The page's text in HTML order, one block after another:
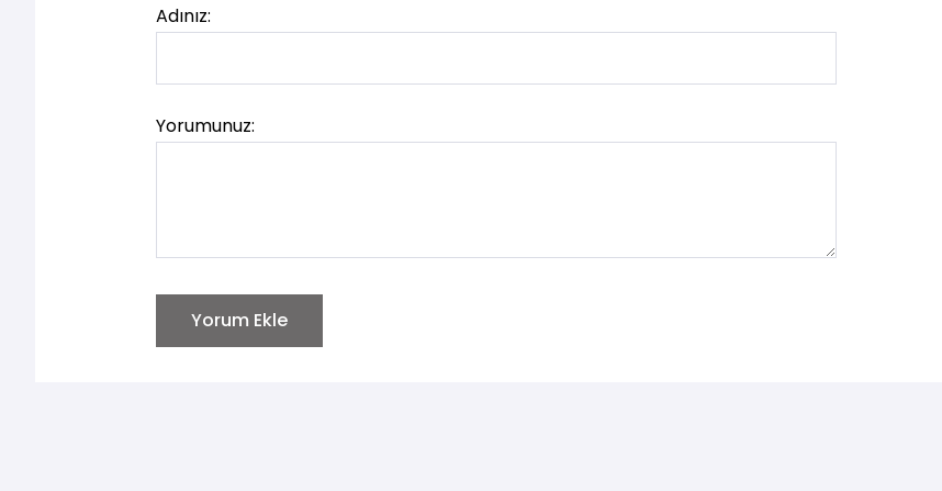
Adınız:
Yorumunuz:
Yorum Ekle